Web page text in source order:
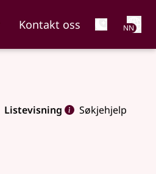
Kontakt oss NN
Listevisning Søkjehjelp